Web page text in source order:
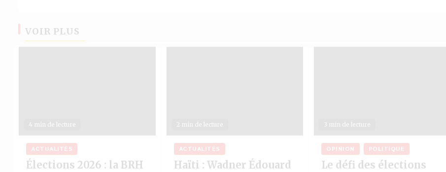
VOIR PLUS
4 min de lecture
ACTUALITÉS
Élections 2026 : la BRH
2 min de lecture
ACTUALITÉS
Haïti : Wadner Édouard
3 min de lecture
OPINION POLITIQUE
Le défi des élections